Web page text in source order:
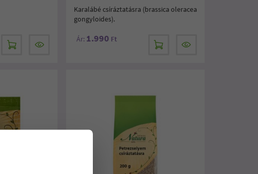
Karalábé csíráztatásra (brassica oleracea
gongyloides).
Ár: 1.990 Ft